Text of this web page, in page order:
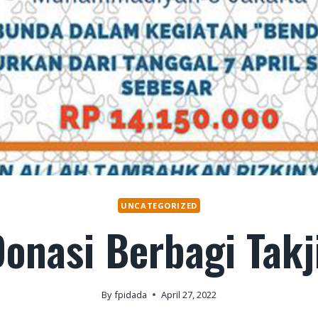
UNCATEGORIZED
Berbagi
Byfpidada April 27, 2022